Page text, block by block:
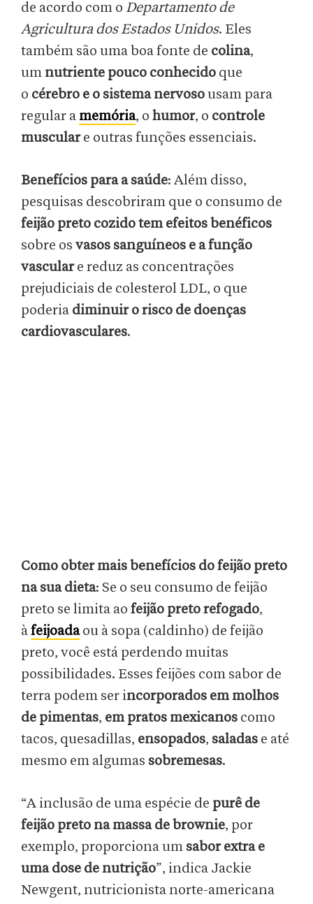
de acordo com o Departamento de
Agricultura dos Estados Unidos. Eles
também são uma boa fonte de colina,
um nutriente pouco conhecido que
o cérebro e o sistema nervosousam para
regular a memória, o humor, o controle
musculare outras funções essenciais.
Benefícios para a saúde: Além disso,
pesquisas descobriram que o consumo de
feijão preto cozido tem efeitos benéficos
sobre os vasos sanguíneos e a função
vasculare reduz as concentrações
prejudiciais de colesterol LDL, o que
poderia diminuir o risco de doenças
cardiovasculares.
Como obter mais benefícios do feijão preto
na sua dieta: Se o seu consumo de feijão
preto se limita ao feijão preto refogado,
àfeijoadaou à sopa (caldinho) de feijão
preto, você está perdendo muitas
possibilidades. Esses feijões com sabor de
terra podem ser incorporados em molhos
de pimentas, em pratos mexicanos como
tacos, quesadillas, ensopados, saladas e até
mesmo em algumas sobremesas.
“A inclusão de uma espécie de purê de
feijão preto na massa de brownie, por
exemplo, proporciona um sabor extra e
uma dose de nutrição”, indica Jackie
Newgent, nutricionista norte-americana